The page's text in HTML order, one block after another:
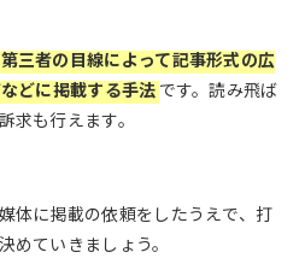
三者の目線によって記事形式の広
どに掲載する手法 です。読み飛ば
求も行えます。
体に掲載の依頼をしたうえで、打
めていきましょう。